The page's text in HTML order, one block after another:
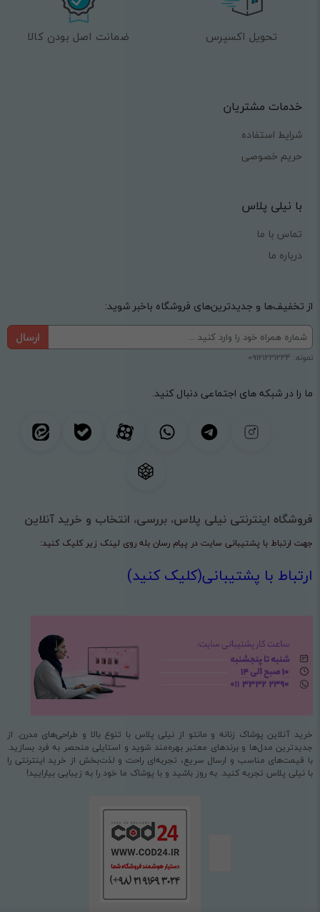
تحویل اکسپرس ضمانت اصل بودن کالا
خدمات مشتریان
شرایط استفاده
حریم خصوصی
با نیلی پلاس
تماس با ما
درباره ما
از تخفیف‌ها و جدیدترین‌های فروشگاه باخبر شوید:
ارسال
نمونه: 09121231234
ما را در شبکه های اجتماعی دنبال کنید.
فروشگاه اینترنتی نیلی پلاس، بررسی، انتخاب و خرید آنلاین
جهت ارتباط با پشتیبانی سایت در پیام رسان بله روی لینک زیر کلیک کنید:
ارتباط با پشتیبانی(کلیک کنید)
خرید آنلاین پوشاک زنانه و مانتو از نیلی پلاس با تنوع بالا و طراحی‌های مدرن. از
جدیدترین مدل‌ها و برندهای معتبر بهره‌مند شوید و استایلی منحصر به فرد بسازید.
با قیمت‌های مناسب و ارسال سریع، تجربه‌ای راحت و لذت‌بخش از خرید اینترنتی را
با نیلی پلاس تجربه کنید. به روز باشید و با پوشاک ما خود را به زیبایی بیارایید!